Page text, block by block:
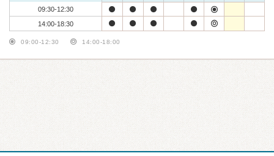
09:30-12:30
14:00-18:30
09:00-12:30 14:00-18:00